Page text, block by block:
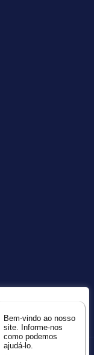
de
Bem-vindo ao nosso
site. Informe-nos
como podemos
ajudá-lo.